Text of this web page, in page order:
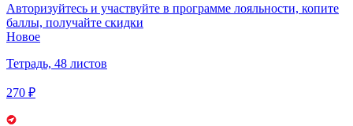
Авторизуйтесь и участвуйте в программе лояльности, копите
баллы, получайте скидки
Новое
Тетрадь, 48 листов
270 ₽